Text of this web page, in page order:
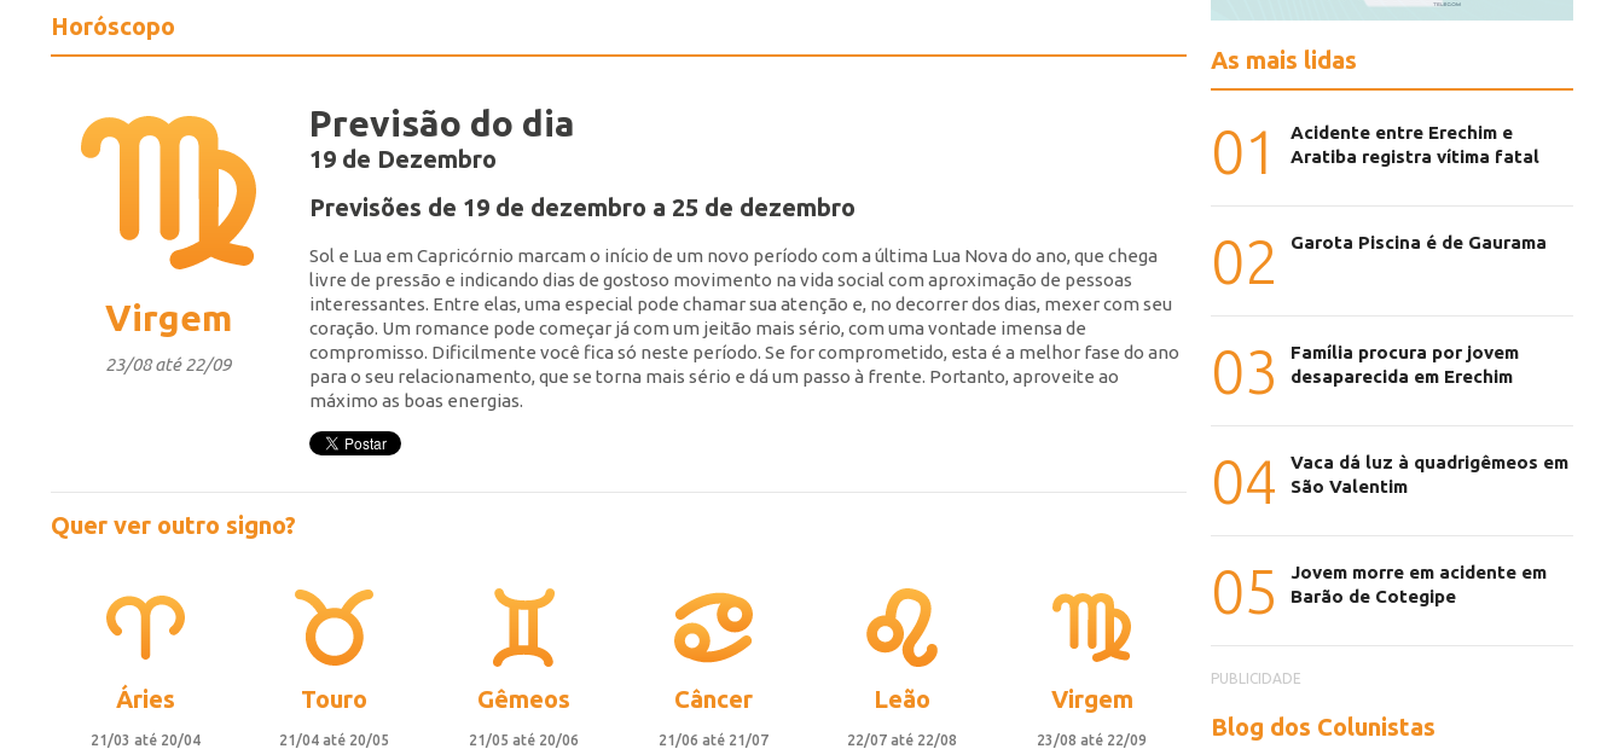
Horóscopo
Virgem
23/08 até 22/09
Previsão do dia
19 de Dezembro
Previsões de 19 de dezembro a 25 de dezembro
Sol e Lua em Capricórnio marcam o início de um novo período com a última Lua Nova do ano, que chega
livre de pressão e indicando dias de gostoso movimento na vida social com aproximação de pessoas
interessantes. Entre elas, uma especial pode chamar sua atenção e, no decorrer dos dias, mexer com seu
coração. Um romance pode começar já com um jeitão mais sério, com uma vontade imensa de
compromisso. Dificilmente você fica só neste período. Se for comprometido, esta é a melhor fase do ano
para o seu relacionamento, que se torna mais sério e dá um passo à frente. Portanto, aproveite ao
máximo as boas energias.
Quer ver outro signo?
Áries
21/03 até 20/04
Touro
21/04 até 20/05
Gêmeos
21/05 até 20/06
Câncer
21/06 até 21/07
Leão
22/07 até 22/08
Virgem
23/08 até 22/09
As mais lidas
01
Acidente entre Erechim e
Aratiba registra vítima fatal
02 Garota Piscina é de Gaurama
03
Família procura por jovem
desaparecida em Erechim
04
Vaca dá luz à quadrigêmeos em
São Valentim
05
Jovem morre em acidente em
Barão de Cotegipe
PUBLICIDADE
Blog dos Colunistas